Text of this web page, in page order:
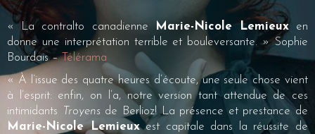
« La contralto canadienne Marie-Nicole ­Lemieuxen
donne une interprétation terrible et bouleversante. » Sophie
Bourdais –Télérama
« À l’issue des quatre heures d’écoute, une seule chose vient
à l’esprit: enfin, on l’a, notre version tant attendue de ces
intimidants
Troyens de Berlioz! La présence et prestance de
Marie-Nicole Lemieuxest capitale dans la réussite de